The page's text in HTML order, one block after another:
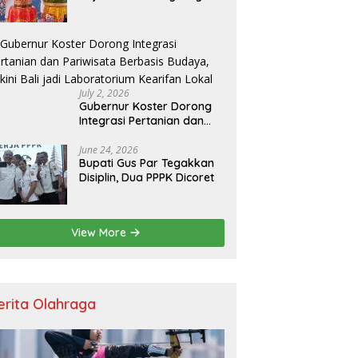
Inovasi Digital
July 2, 2026
Gubernur Koster Dorong
Integrasi Pertanian dan
Budaya, Yakini Bali jadi
Laboratorium Kearifan
Lokal
June 24, 2026
Bupati Gus Par Tegakkan
Disiplin, Dua PPPK Dicoret
View More
Olahraga